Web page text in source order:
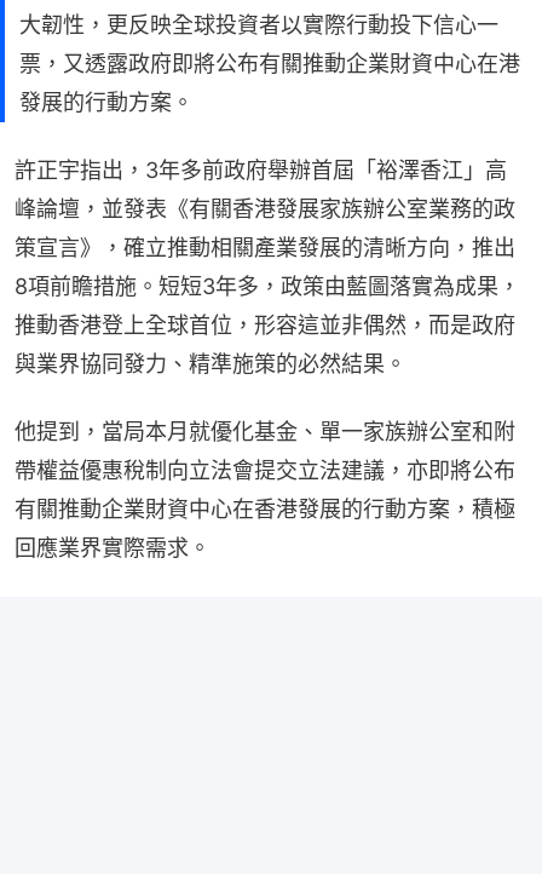
大韌性，更反映全球投資者以實際行動投下信心一
票，又透露政府即將公布有關推動企業財資中心在港
發展的行動方案。
許正宇指出，3年多前政府舉辦首屆「裕澤香江」高
峰論壇，並發表《有關香港發展家族辦公室業務的政
策宣言》，確立推動相關產業發展的清晰方向，推出
8項前瞻措施。短短3年多，政策由藍圖落實為成果，
推動香港登上全球首位，形容這並非偶然，而是政府
與業界協同發力、精準施策的必然結果。
他提到，當局本月就優化基金、單一家族辦公室和附
帶權益優惠稅制向立法會提交立法建議，亦即將公布
有關推動企業財資中心在香港發展的行動方案，積極
回應業界實際需求。